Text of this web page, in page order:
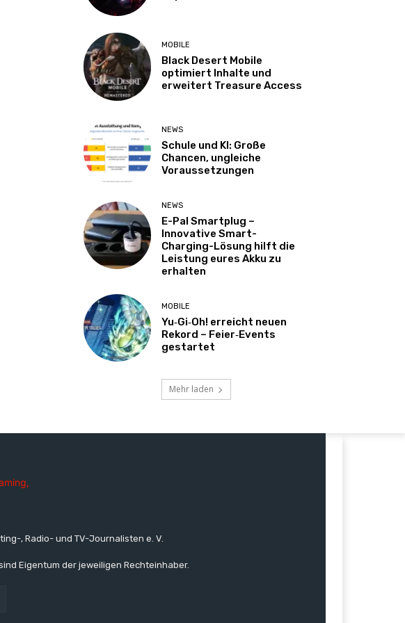
MOBILE
Black Desert Mobile
optimiert Inhalte und
erweitert Treasure Access
NEWS
Schule und KI: Große
Chancen, ungleiche
Voraussetzungen
NEWS
E-Pal Smartplug –
Innovative Smart-
Charging-Lösung hilft die
Leistung eures Akku zu
erhalten
MOBILE
Yu‑Gi‑Oh! erreicht neuen
Rekord – Feier‑Events
gestartet
Mehr laden
, Radio- und TV-Journalisten e. V.
Eigentum der jeweiligen Rechteinhaber.